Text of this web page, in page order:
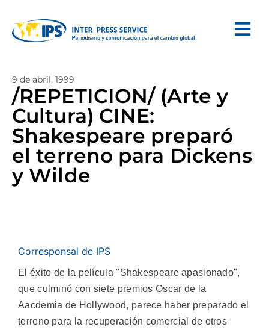
9 de abril, 1999
/REPETICION/ (Arte y
Cultura) CINE:
Shakespeare preparó
el terreno para Dickens
y Wilde
Corresponsal de IPS
El éxito de la película "Shakespeare apasionado",
que culminó con siete premios Oscar de la
Aacdemia de Hollywood, parece haber preparado el
terreno para la recuperación comercial de otros